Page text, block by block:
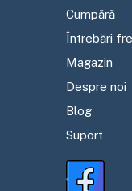
Cumpără
Întrebări
Magazin
Despre noi
Blog
Suport